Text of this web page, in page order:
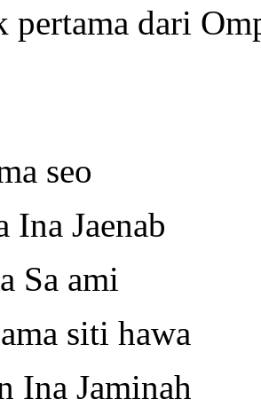
pertama dari
seo
Ina Jaenab
Sa ami
siti hawa
Ina Jaminah